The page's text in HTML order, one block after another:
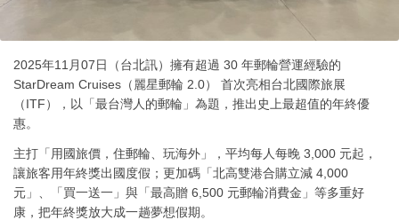
2025年11月07日（台北訊）擁有超過 30 年郵輪營運經驗的
StarDream Cruises（麗星郵輪 2.0） 首次亮相台北國際旅展
（ITF），以「最台灣人的郵輪」為題，推出史上最超值的年終優
惠。
主打「用國旅價，住郵輪、玩海外」，平均每人每晚 3,000 元起，
讓旅客用年終獎出國度假；更加碼「北高雙港合購立減 4,000
元」、「買一送一」與「最高贈 6,500 元郵輪消費金」等多重好
康，把年終獎放大成一趟夢想假期。